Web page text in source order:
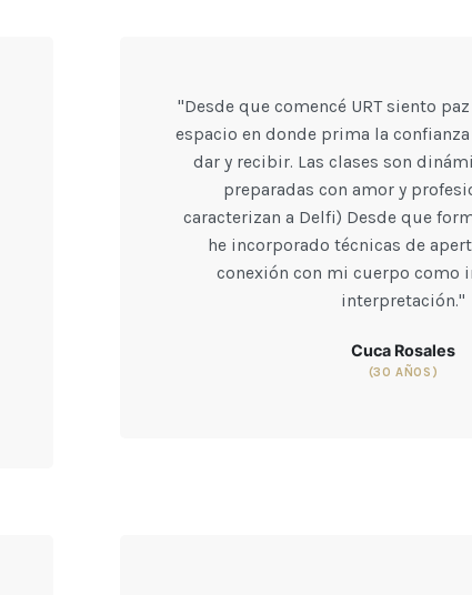
"Desde que comencé URT siento paz
espacio en donde prima la
dar y recibir. Las clases son
preparadas con amor y
caracterizan a Delfi) Desde que
he incorporado técnicas de
conexión con mi cuerpo como
interpretación."
Cuca Rosales
(30 AÑOS)